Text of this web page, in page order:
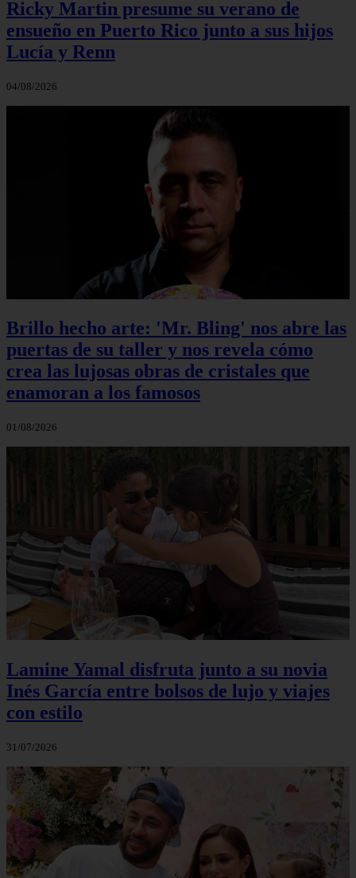
Ricky Martin presume su verano de
ensueño en Puerto Rico junto a sus hijos
Lucía y Renn
04/08/2026
Brillo hecho arte: 'Mr. Bling' nos abre las
puertas de su taller y nos revela cómo
crea las lujosas obras de cristales que
enamoran a los famosos
01/08/2026
Lamine Yamal disfruta junto a su novia
Inés García entre bolsos de lujo y viajes
con estilo
31/07/2026